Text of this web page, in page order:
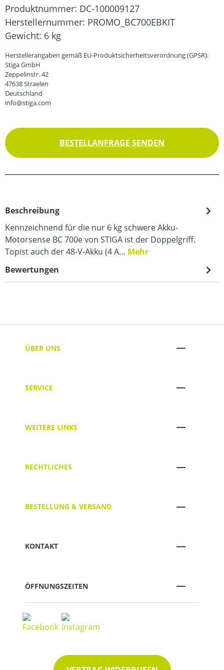
Produktnummer: DC-100009127
Herstellernummer: PROMO_BC700EBKIT
Gewicht: 6 kg
Herstellerangaben gemäß EU-Produktsicherheitsverordnung (GPSR):
Stiga GmbH
Zeppelinstr. 42
47638 Straelen
Deutschland
info@stiga.com
BESTELLANFRAGE SENDEN
Beschreibung
Kennzeichnend für die nur 6 kg schwere Akku-
Motorsense BC 700e von STIGA ist der Doppelgriff.
Topist auch der 48-V-Akku (4 A… Mehr
Bewertungen
ÜBER UNS
SERVICE
WEITERE LINKS
RECHTLICHES
BESTELLUNG & VERSAND
KONTAKT
ÖFFNUNGSZEITEN